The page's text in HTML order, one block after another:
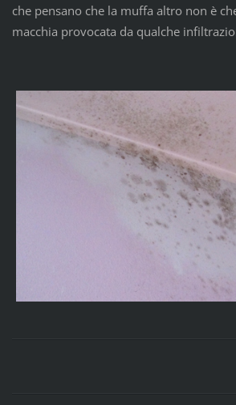
che pensano che la muffa altro non è
macchia provocata da qualche